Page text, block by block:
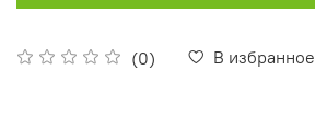
(0) В избранное